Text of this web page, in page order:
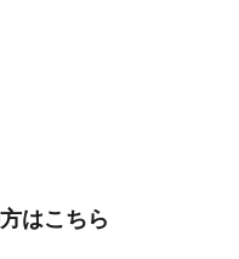
はこちら